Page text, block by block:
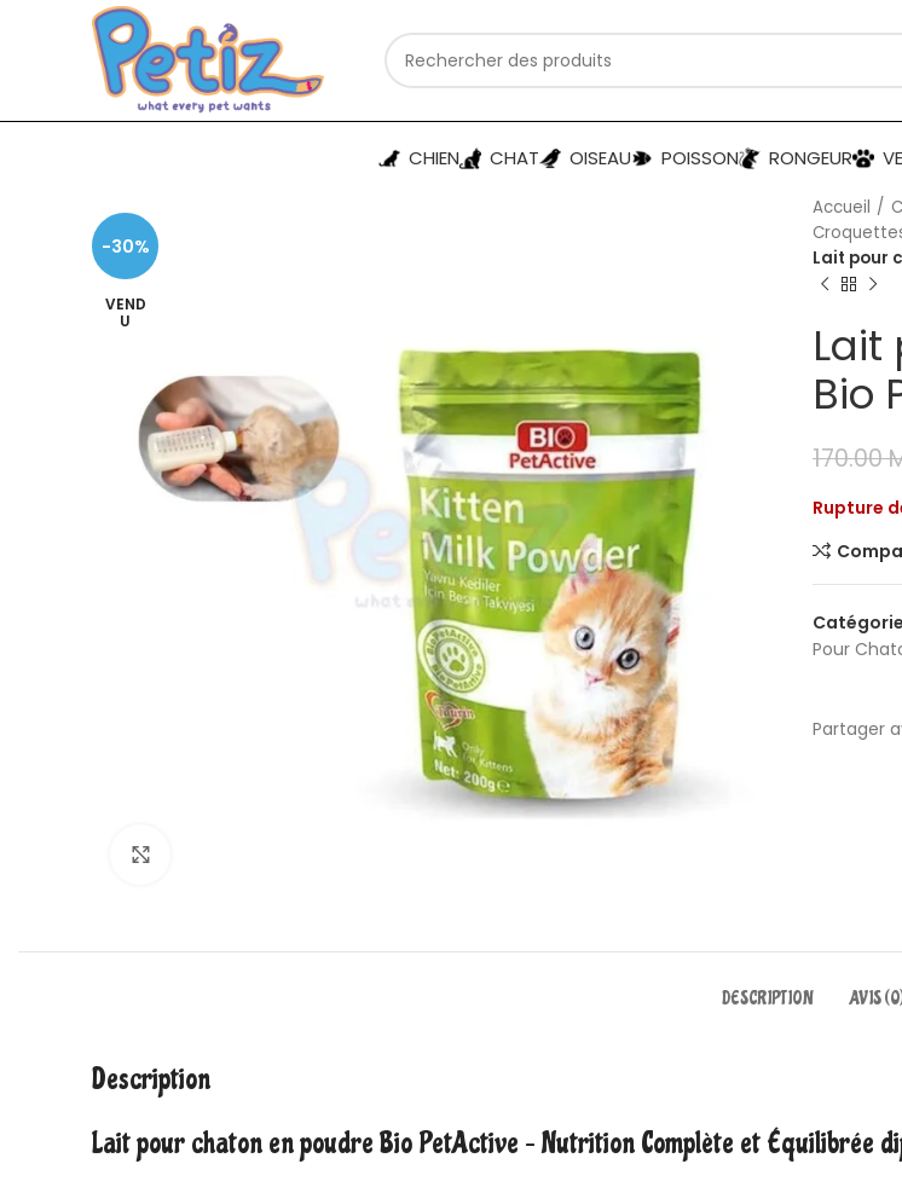
CHIEN CHAT OISEAU POISSON RONGEUR
-30%
VEND
U
Accueil
Lait pour
Bio
170.00
Rupture
Pour
Partager
DESCRIPTION AVIS
Description
Lait pour chaton en poudre Bio PetActive – Nutrition Complète et Équilibrée